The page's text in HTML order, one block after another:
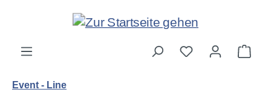
Zum Hauptinhalt springen
Event - Line